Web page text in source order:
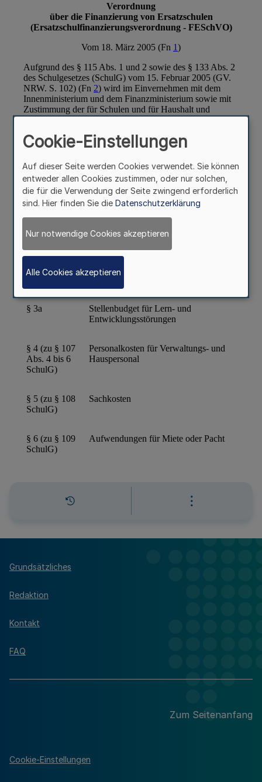
Grundsätzliches
Redaktion
Kontakt
FAQ
Zum Seitenanfang
Cookie-Einstellungen
Cookie-Einstellungen
Auf dieser Seite werden Cookies verwendet. Sie können
entweder allen Cookies zustimmen, oder nur solchen,
die für die Verwendung der Seite zwingend erforderlich
sind. Hier finden Sie die Datenschutzerklärung
Nur notwendige Cookies akzeptieren
Alle Cookies akzeptieren